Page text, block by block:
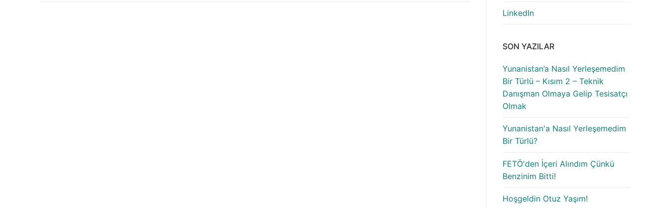
LinkedIn
SON YAZILAR
Yunanistan’a Nasıl Yerleşemedim
Bir Türlü – Kısım 2 – Teknik
Danışman Olmaya Gelip Tesisatçı
Olmak
Yunanistan'a Nasıl Yerleşemedim
Bir Türlü?
FETÖ'den İçeri Alındım Çünkü
Benzinim Bitti!
Hoşgeldin Otuz Yaşım!